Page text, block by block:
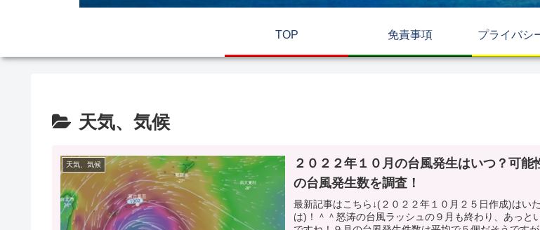
TOP 免責事項 プライバシ
天気、気候
天気、気候
２０２２年１０月の台風発生はいつ？可能
の台風発生数を調査！
最新記事はこちら↓(２０２２年１０月２５日作成)はい
は)！＾＾怒涛の台風ラッシュの９月も終わり、あっと